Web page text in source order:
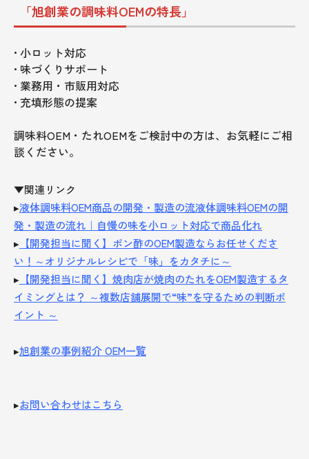
「旭創業の調味料OEMの特長」
• 小ロット対応
• 味づくりサポート
• 業務用・市販用対応
• 充填形態の提案
調味料OEM・たれOEMをご検討中の方は、お気軽にご相
談ください。
▼関連リンク
▸液体調味料OEM商品の開発・製造の流液体調味料OEMの開
発・製造の流れ｜自慢の味を小ロット対応で商品化れ
▸ 【開発担当に聞く】ポン酢のOEM製造ならお任せくださ
い！～オリジナルレシピで「味」をカタチに～
▸ 【開発担当に聞く】焼肉店が焼肉のたれをOEM製造するタ
イミングとは？ ～複数店舗展開で“味”を守るための判断ポ
イント ～
▸旭創業の事例紹介 OEM一覧
▸お問い合わせはこちら